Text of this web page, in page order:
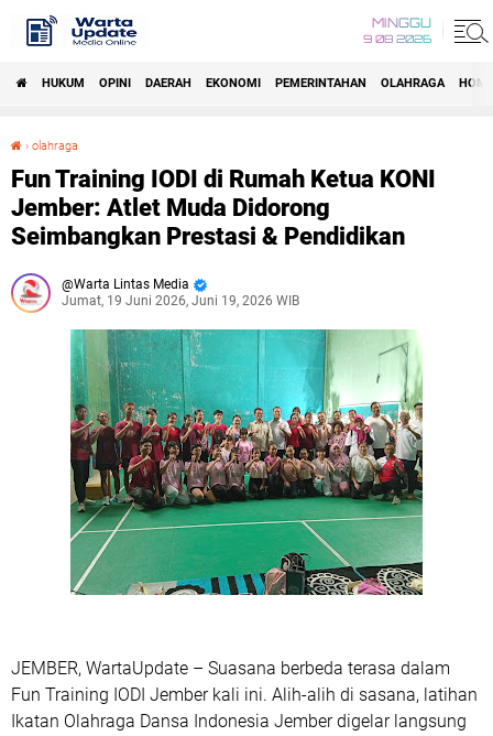
MINGGU
9 08 2026
HUKUM OPINI DAERAH EKONOMI PEMERINTAHAN OLAHRAGA HOME
› olahraga
Fun Training IODI di Rumah Ketua KONI
Jember: Atlet Muda Didorong
Seimbangkan Prestasi & Pendidikan
Warta Lintas Media
Jumat, 19 Juni 2026, Juni 19, 2026 WIB
JEMBER, WartaUpdate – Suasana berbeda terasa dalam
Fun Training IODI Jember kali ini. Alih-alih di sasana, latihan
Ikatan Olahraga Dansa Indonesia Jember digelar langsung